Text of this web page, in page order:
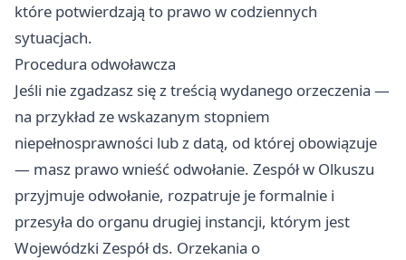
które potwierdzają to prawo w codziennych
sytuacjach.
Procedura odwoławcza
Jeśli nie zgadzasz się z treścią wydanego orzeczenia —
na przykład ze wskazanym stopniem
niepełnosprawności lub z datą, od której obowiązuje
— masz prawo wnieść odwołanie. Zespół w Olkuszu
przyjmuje odwołanie, rozpatruje je formalnie i
przesyła do organu drugiej instancji, którym jest
Wojewódzki Zespół ds. Orzekania o